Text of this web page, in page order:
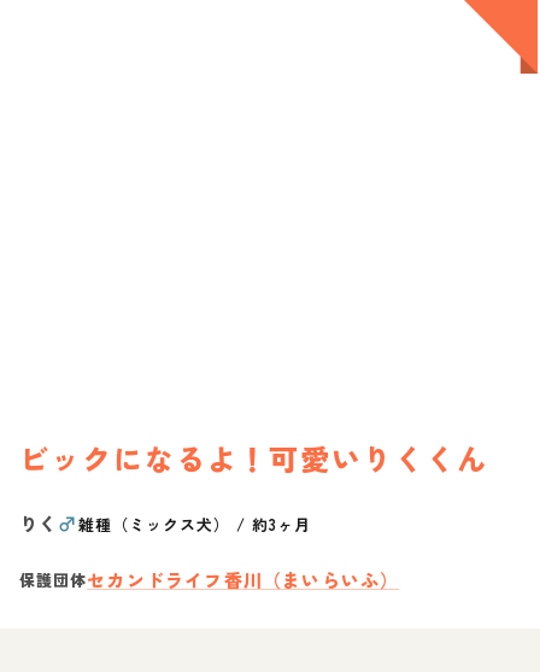
ビックになるよ！可愛いりくくん
りく ♂雑種（ミックス犬） /約3ヶ月
保護団体セカンドライフ香川（まいらいふ）